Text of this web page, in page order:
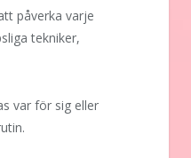
påverka varje
tekniker,
var för sig eller